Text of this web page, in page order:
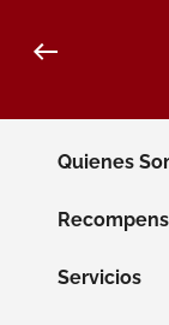
Quienes
Servicios